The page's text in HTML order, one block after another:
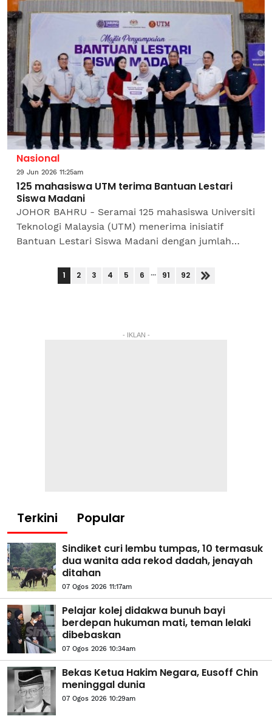
Nasional
29 Jun 2026 11:25am
125 mahasiswa UTM terima Bantuan Lestari
Siswa Madani
JOHOR BAHRU - Seramai 125 mahasiswa Universiti
Teknologi Malaysia (UTM) menerima inisiatif
Bantuan Lestari Siswa Madani dengan jumlah
Perbadanan Tabung...
1 2 3 4 5 6 ... 91 92
- IKLAN -
Terkini Popular
Sindiket curi lembu tumpas, 10 termasuk
dua wanita ada rekod dadah, jenayah
ditahan
07 Ogos 2026 11:17am
Pelajar kolej didakwa bunuh bayi
berdepan hukuman mati, teman lelaki
dibebaskan
07 Ogos 2026 10:34am
Bekas Ketua Hakim Negara, Eusoff Chin
meninggal dunia
07 Ogos 2026 10:29am